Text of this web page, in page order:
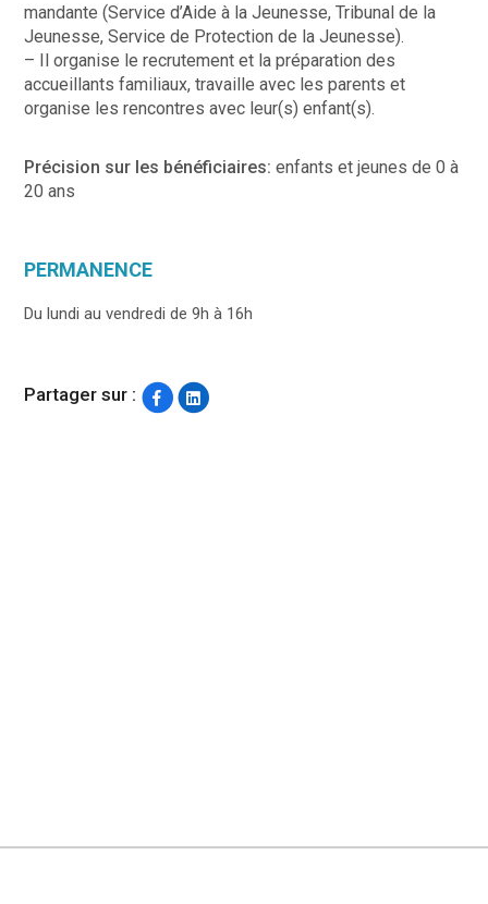
mandante (Service d’Aide à la Jeunesse, Tribunal de la
Jeunesse, Service de Protection de la Jeunesse).
– Il organise le recrutement et la préparation des
accueillants familiaux, travaille avec les parents et
organise les rencontres avec leur(s) enfant(s).
Précision sur les bénéficiaires:enfants et jeunes de 0 à
20 ans
PERMANENCE
Du lundi au vendredi de 9h à 16h
Partager sur :